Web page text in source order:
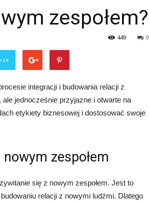
zespołem?
0
449
integracji i budowania relacji z
jednocześnie przyjazne i otwarte na
etykiety biznesowej i dostosować swoje
zespołem
się z nowym zespołem. Jest to
relacji z nowymi ludźmi. Dlatego